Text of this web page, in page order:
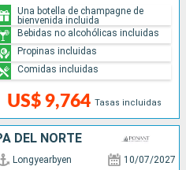
US$ 9,764 Tasas incluidas
Una botella de champagne de
bienvenida incluida
Bebidas no alcohólicas incluidas
Propinas incluidas
Comidas incluidas
DEL NORTE
Longyearbyen 10/07/2027